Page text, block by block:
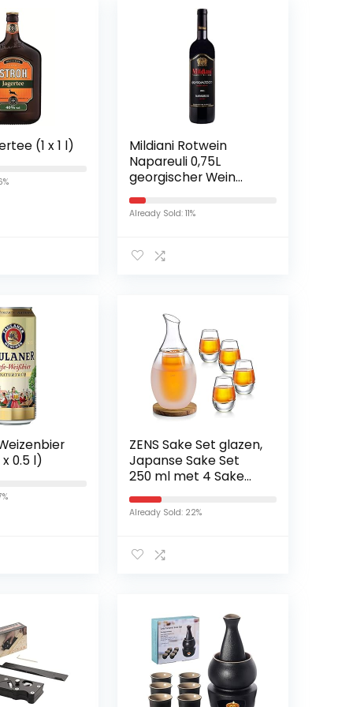
(1 x 1 l)
Mildiani Rotwein
Napareuli 0,75L
georgischer Wein
trocken Saperavi
Already Sold: 11%
x 0.5 l)
ZENS Sake Set glazen,
Japanse Sake Set
250 ml met 4 Sake
Cup shotglazen set
voor warmers of
koude Japan Soju
Coaster
Already Sold: 22%